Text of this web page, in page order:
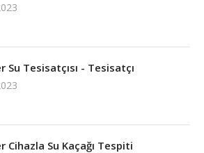
Su Tesisatçısı - Tesisatçı
Cihazla Su Kaçağı Tespiti